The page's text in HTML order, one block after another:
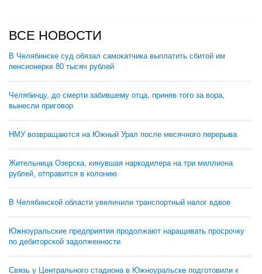
ВСЕ НОВОСТИ
В Челябинске суд обязал самокатчика выплатить сбитой им
пенсионерке 80 тысяч рублей
Челябинцу, до смерти забившему отца, приняв того за вора,
вынесли приговор
НМУ возвращаются на Южный Урал после месячного перерыва
Жительница Озерска, кинувшая наркодилера на три миллиона
рублей, отправится в колонию
В Челябинской области увеличили транспортный налог вдвое
Южноуральские предприятия продолжают наращивать просрочку
по дебиторской задолженности
Связь у Центрального стадиона в Южноуральске подготовили к